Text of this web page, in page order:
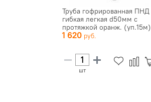
Труба гофрированная ПНД
гибкая легкая d50мм с
протяжкой оранж. (уп.15м)
DKC...
1 620
шт